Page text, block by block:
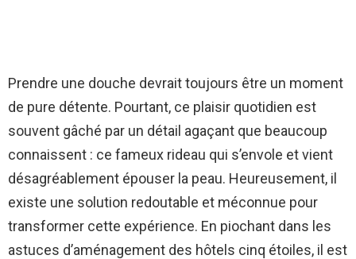
Prendre une douche devrait toujours être un moment
de pure détente. Pourtant, ce plaisir quotidien est
souvent gâché par un détail agaçant que beaucoup
connaissent : ce fameux rideau qui s’envole et vient
désagréablement épouser la peau. Heureusement, il
existe une solution redoutable et méconnue pour
transformer cette expérience. En piochant dans les
astuces d’aménagement des hôtels cinq étoiles, il est